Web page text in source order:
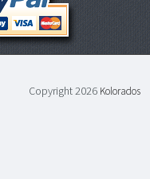
Copyright 2026 Kolorados